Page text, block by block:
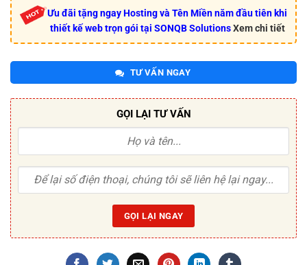
Ưu đãi tặng ngay Hosting và Tên Miền năm đầu tiên khi
thiết kế web trọn gói tại SONQB SolutionsXem chi tiết
TƯ VẤN NGAY
GỌI LẠI TƯ VẤN